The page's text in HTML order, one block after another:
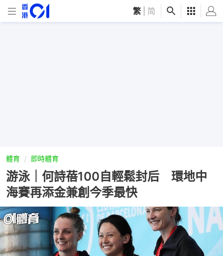
繁 简
體育 即時體育
游泳｜何詩蓓100自輕鬆封后 環地中
海賽再添金兼創今季最快